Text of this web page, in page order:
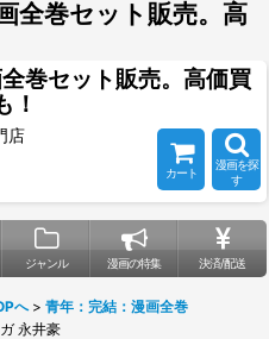
全巻セット販売。高
巻セット販売。高価買
！
店
カート
漫画を探
す
ジャンル 漫画の特集 決済/配送
へ > 青年：完結：漫画全巻
永井豪